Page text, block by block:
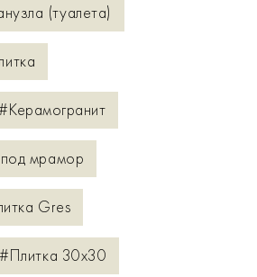
(туалета)
#Керамогранит
мрамор
Gres
#Плитка 30x30